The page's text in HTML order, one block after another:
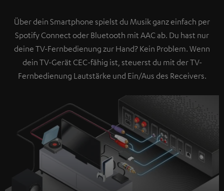
Über dein Smartphone spielst du Musik ganz einfach per
Spotify Connect oder Bluetooth mit AAC ab. Du hast nur
deine TV-Fernbedienung zur Hand? Kein Problem. Wenn
dein TV-Gerät CEC-fähig ist, steuerst du mit der TV-
Fernbedienung Lautstärke und Ein/Aus des Receivers.